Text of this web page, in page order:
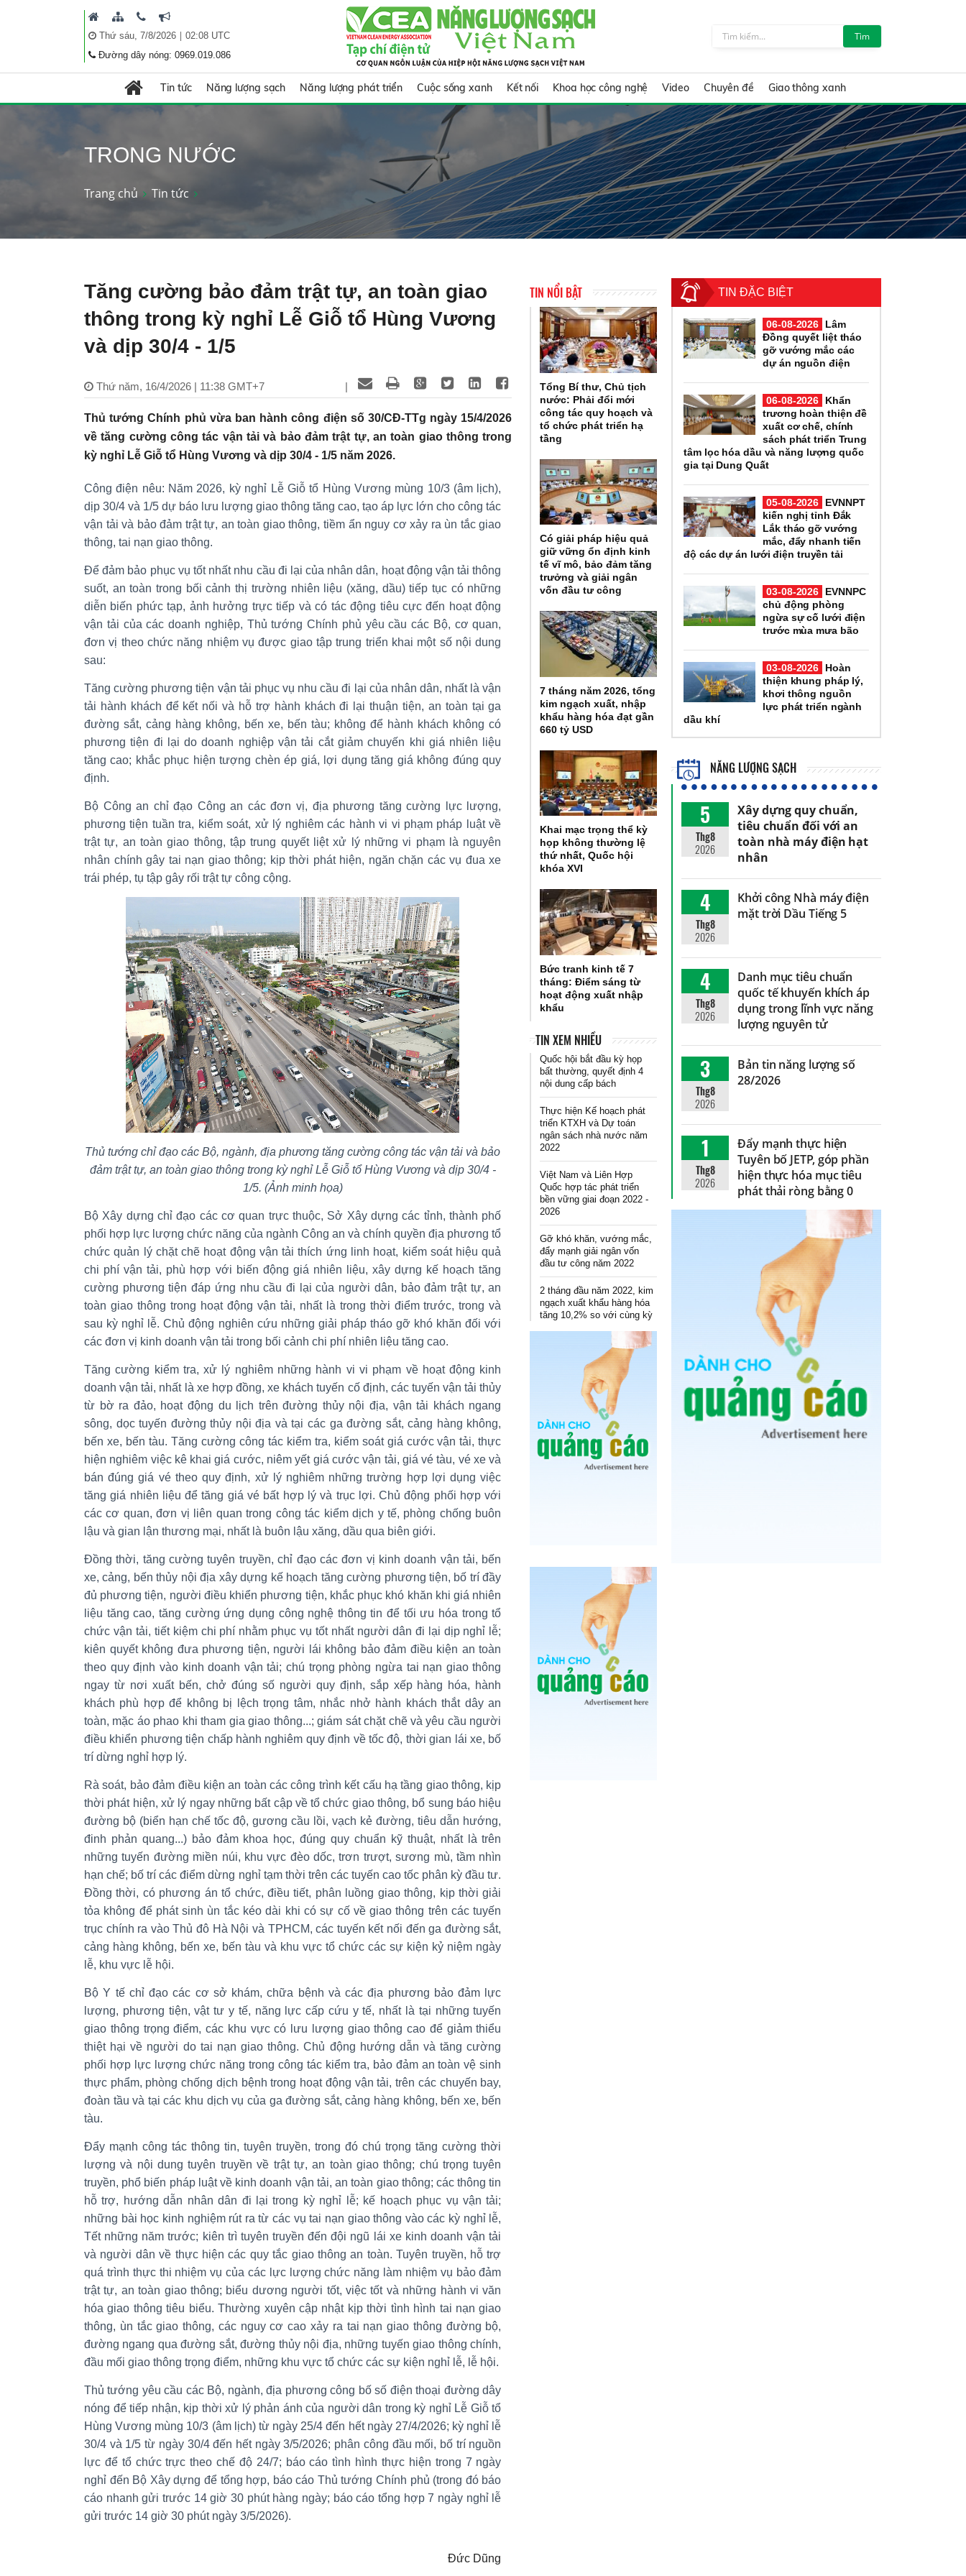
Thứ sáu, 7/8/2026| 02:08 UTC
Đường dây nóng: 0969.019.086
Tìm
Tin tức Năng lượng sạch Năng lượng phát triển Cuộc sống xanh Kết nối Khoa học công nghệ Video Chuyên đề Giao thông xanh
TRONG NƯỚC
Trang chủ Tin tức
Tăng cường bảo đảm trật tự, an toàn giao
thông trong kỳ nghỉ Lễ Giỗ tổ Hùng Vương
và dịp 30/4 - 1/5
Thứ năm, 16/4/2026 | 11:38 GMT+7 |
Thủ tướng Chính phủ vừa ban hành công điện số 30/CĐ-TTg ngày 15/4/2026
về tăng cường công tác vận tải và bảo đảm trật tự, an toàn giao thông trong
kỳ nghỉ Lễ Giỗ tổ Hùng Vương và dịp 30/4 - 1/5 năm 2026.
Công điện nêu: Năm 2026, kỳ nghỉ Lễ Giỗ tổ Hùng Vương mùng 10/3 (âm lịch),
dịp 30/4 và 1/5 dự báo lưu lượng giao thông tăng cao, tạo áp lực lớn cho công tác
vận tải và bảo đảm trật tự, an toàn giao thông, tiềm ẩn nguy cơ xảy ra ùn tắc giao
thông, tai nạn giao thông.
Để đảm bảo phục vụ tốt nhất nhu cầu đi lại của nhân dân, hoạt động vận tải thông
suốt, an toàn trong bối cảnh thị trường nhiên liệu (xăng, dầu) tiếp tục có những
diễn biến phức tạp, ảnh hưởng trực tiếp và có tác động tiêu cực đến hoạt động
vận tải của các doanh nghiệp, Thủ tướng Chính phủ yêu cầu các Bộ, cơ quan,
đơn vị theo chức năng nhiệm vụ được giao tập trung triển khai một số nội dung
sau:
Tăng cường phương tiện vận tải phục vụ nhu cầu đi lại của nhân dân, nhất là vận
tải hành khách để kết nối và hỗ trợ hành khách đi lại thuận tiện, an toàn tại ga
đường sắt, cảng hàng không, bến xe, bến tàu; không để hành khách không có
phương tiện đi lại do doanh nghiệp vận tải cắt giảm chuyến khi giá nhiên liệu
tăng cao; khắc phục hiện tượng chèn ép giá, lợi dụng tăng giá không đúng quy
định.
Bộ Công an chỉ đạo Công an các đơn vị, địa phương tăng cường lực lượng,
phương tiện tuần tra, kiểm soát, xử lý nghiêm các hành vi vi phạm pháp luật về
trật tự, an toàn giao thông, tập trung quyết liệt xử lý những vi phạm là nguyên
nhân chính gây tai nạn giao thông; kịp thời phát hiện, ngăn chặn các vụ đua xe
trái phép, tụ tập gây rối trật tự công cộng.
Thủ tướng chỉ đạo các Bộ, ngành, địa phương tăng cường công tác vận tải và bảo
đảm trật tự, an toàn giao thông trong kỳ nghỉ Lễ Giỗ tổ Hùng Vương và dịp 30/4 -
1/5. (Ảnh minh họa)
Bộ Xây dựng chỉ đạo các cơ quan trực thuộc, Sở Xây dựng các tỉnh, thành phố
phối hợp lực lượng chức năng của ngành Công an và chính quyền địa phương tổ
chức quản lý chặt chẽ hoạt động vận tải thích ứng linh hoạt, kiểm soát hiệu quả
chi phí vận tải, phù hợp với biến động giá nhiên liệu, xây dựng kế hoạch tăng
cường phương tiện đáp ứng nhu cầu đi lại của người dân, bảo đảm trật tự, an
toàn giao thông trong hoạt động vận tải, nhất là trong thời điểm trước, trong và
sau kỳ nghỉ lễ. Chủ động nghiên cứu những giải pháp tháo gỡ khó khăn đối với
các đơn vị kinh doanh vận tải trong bối cảnh chi phí nhiên liệu tăng cao.
Tăng cường kiểm tra, xử lý nghiêm những hành vi vi phạm về hoạt động kinh
doanh vận tải, nhất là xe hợp đồng, xe khách tuyến cố định, các tuyến vận tải thủy
từ bờ ra đảo, hoạt động du lịch trên đường thủy nội địa, vận tải khách ngang
sông, dọc tuyến đường thủy nội địa và tại các ga đường sắt, cảng hàng không,
bến xe, bến tàu. Tăng cường công tác kiểm tra, kiểm soát giá cước vận tải, thực
hiện nghiêm việc kê khai giá cước, niêm yết giá cước vận tải, giá vé tàu, vé xe và
bán đúng giá vé theo quy định, xử lý nghiêm những trường hợp lợi dụng việc
tăng giá nhiên liệu để tăng giá vé bất hợp lý và trục lợi. Chủ động phối hợp với
các cơ quan, đơn vị liên quan trong công tác kiểm dịch y tế, phòng chống buôn
lậu và gian lận thương mại, nhất là buôn lậu xăng, dầu qua biên giới.
Đồng thời, tăng cường tuyên truyền, chỉ đạo các đơn vị kinh doanh vận tải, bến
xe, cảng, bến thủy nội địa xây dựng kế hoạch tăng cường phương tiện, bố trí đầy
đủ phương tiện, người điều khiển phương tiện, khắc phục khó khăn khi giá nhiên
liệu tăng cao, tăng cường ứng dụng công nghệ thông tin để tối ưu hóa trong tổ
chức vận tải, tiết kiệm chi phí nhằm phục vụ tốt nhất người dân đi lại dịp nghỉ lễ;
kiên quyết không đưa phương tiện, người lái không bảo đảm điều kiện an toàn
theo quy định vào kinh doanh vận tải; chú trọng phòng ngừa tai nạn giao thông
ngay từ nơi xuất bến, chở đúng số người quy định, sắp xếp hàng hóa, hành
khách phù hợp để không bị lệch trọng tâm, nhắc nhở hành khách thắt dây an
toàn, mặc áo phao khi tham gia giao thông...; giám sát chặt chẽ và yêu cầu người
điều khiển phương tiện chấp hành nghiêm quy định về tốc độ, thời gian lái xe, bố
trí dừng nghỉ hợp lý.
Rà soát, bảo đảm điều kiện an toàn các công trình kết cấu hạ tầng giao thông, kịp
thời phát hiện, xử lý ngay những bất cập về tổ chức giao thông, bổ sung báo hiệu
đường bộ (biển hạn chế tốc độ, gương cầu lồi, vạch kẻ đường, tiêu dẫn hướng,
đinh phản quang...) bảo đảm khoa học, đúng quy chuẩn kỹ thuật, nhất là trên
những tuyến đường miền núi, khu vực đèo dốc, trơn trượt, sương mù, tầm nhìn
hạn chế; bố trí các điểm dừng nghỉ tạm thời trên các tuyến cao tốc phân kỳ đầu tư.
Đồng thời, có phương án tổ chức, điều tiết, phân luồng giao thông, kịp thời giải
tỏa không để phát sinh ùn tắc kéo dài khi có sự cố về giao thông trên các tuyến
trục chính ra vào Thủ đô Hà Nội và TPHCM, các tuyến kết nối đến ga đường sắt,
cảng hàng không, bến xe, bến tàu và khu vực tổ chức các sự kiện kỷ niệm ngày
lễ, khu vực lễ hội.
Bộ Y tế chỉ đạo các cơ sở khám, chữa bệnh và các địa phương bảo đảm lực
lượng, phương tiện, vật tư y tế, năng lực cấp cứu y tế, nhất là tại những tuyến
giao thông trọng điểm, các khu vực có lưu lượng giao thông cao để giảm thiểu
thiệt hại về người do tai nạn giao thông. Chủ động hướng dẫn và tăng cường
phối hợp lực lượng chức năng trong công tác kiểm tra, bảo đảm an toàn vệ sinh
thực phẩm, phòng chống dịch bệnh trong hoạt động vận tải, trên các chuyến bay,
đoàn tầu và tại các khu dịch vụ của ga đường sắt, cảng hàng không, bến xe, bến
tàu.
Đẩy mạnh công tác thông tin, tuyên truyền, trong đó chú trọng tăng cường thời
lượng và nội dung tuyên truyền về trật tự, an toàn giao thông; chú trọng tuyên
truyền, phổ biến pháp luật về kinh doanh vận tải, an toàn giao thông; các thông tin
hỗ trợ, hướng dẫn nhân dân đi lại trong kỳ nghỉ lễ; kế hoạch phục vụ vận tải;
những bài học kinh nghiệm rút ra từ các vụ tai nạn giao thông vào các kỳ nghỉ lễ,
Tết những năm trước; kiên trì tuyên truyền đến đội ngũ lái xe kinh doanh vận tải
và người dân về thực hiện các quy tắc giao thông an toàn. Tuyên truyền, hỗ trợ
quá trình thực thi nhiệm vụ của các lực lượng chức năng làm nhiệm vụ bảo đảm
trật tự, an toàn giao thông; biểu dương người tốt, việc tốt và những hành vi văn
hóa giao thông tiêu biểu. Thường xuyên cập nhật kịp thời tình hình tai nạn giao
thông, ùn tắc giao thông, các nguy cơ cao xảy ra tai nạn giao thông đường bộ,
đường ngang qua đường sắt, đường thủy nội địa, những tuyến giao thông chính,
đầu mối giao thông trọng điểm, những khu vực tổ chức các sự kiện nghỉ lễ, lễ hội.
Thủ tướng yêu cầu các Bộ, ngành, địa phương công bố số điện thoại đường dây
nóng để tiếp nhận, kịp thời xử lý phản ánh của người dân trong kỳ nghỉ Lễ Giỗ tổ
Hùng Vương mùng 10/3 (âm lịch) từ ngày 25/4 đến hết ngày 27/4/2026; kỳ nghỉ lễ
30/4 và 1/5 từ ngày 30/4 đến hết ngày 3/5/2026; phân công đầu mối, bố trí nguồn
lực để tổ chức trực theo chế độ 24/7; báo cáo tình hình thực hiện trong 7 ngày
nghỉ đến Bộ Xây dựng để tổng hợp, báo cáo Thủ tướng Chính phủ (trong đó báo
cáo nhanh gửi trước 14 giờ 30 phút hàng ngày; báo cáo tổng hợp 7 ngày nghỉ lễ
gửi trước 14 giờ 30 phút ngày 3/5/2026).
Đức Dũng
TIN NỔI BẬT
Tổng Bí thư, Chủ tịch
nước: Phải đổi mới
công tác quy hoạch và
tổ chức phát triển hạ
tầng
Có giải pháp hiệu quả
giữ vững ổn định kinh
tế vĩ mô, bảo đảm tăng
trưởng và giải ngân
vốn đầu tư công
7 tháng năm 2026, tổng
kim ngạch xuất, nhập
khẩu hàng hóa đạt gần
660 tỷ USD
Khai mạc trọng thể kỳ
họp không thường lệ
thứ nhất, Quốc hội
khóa XVI
Bức tranh kinh tế 7
tháng: Điểm sáng từ
hoạt động xuất nhập
khẩu
TIN XEM NHIỀU
Quốc hội bắt đầu kỳ họp
bất thường, quyết định 4
nội dung cấp bách
Thực hiện Kế hoạch phát
triển KTXH và Dự toán
ngân sách nhà nước năm
2022
Việt Nam và Liên Hợp
Quốc hợp tác phát triển
bền vững giai đoạn 2022 -
2026
Gỡ khó khăn, vướng mắc,
đẩy mạnh giải ngân vốn
đầu tư công năm 2022
2 tháng đầu năm 2022, kim
ngạch xuất khẩu hàng hóa
tăng 10,2% so với cùng kỳ
TIN ĐẶC BIỆT
06-08-2026
Lâm
Đồng quyết liệt tháo
gỡ vướng mắc các
dự án nguồn điện
06-08-2026
Khẩn
trương hoàn thiện đề
xuất cơ chế, chính
sách phát triển Trung
tâm lọc hóa dầu và năng lượng quốc
gia tại Dung Quất
05-08-2026
EVNNPT
kiến nghị tỉnh Đắk
Lắk tháo gỡ vướng
mắc, đẩy nhanh tiến
độ các dự án lưới điện truyền tải
03-08-2026
EVNNPC
chủ động phòng
ngừa sự cố lưới điện
trước mùa mưa bão
03-08-2026
Hoàn
thiện khung pháp lý,
khơi thông nguồn
lực phát triển ngành
dầu khí
NĂNG LƯỢNG SẠCH
5
Thg8
2026
Xây dựng quy chuẩn,
tiêu chuẩn đối với an
toàn nhà máy điện hạt
nhân
4
Thg8
2026
Khởi công Nhà máy điện
mặt trời Dầu Tiếng 5
4
Thg8
2026
Danh mục tiêu chuẩn
quốc tế khuyến khích áp
dụng trong lĩnh vực năng
lượng nguyên tử
3
Thg8
2026
Bản tin năng lượng số
28/2026
1
Thg8
2026
Đẩy mạnh thực hiện
Tuyên bố JETP, góp phần
hiện thực hóa mục tiêu
phát thải ròng bằng 0